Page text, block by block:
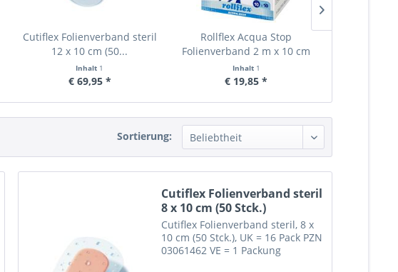
Cutiflex Folienverband steril
12 x 10 cm (50...
Inhalt 1
€ 69,95 *
Rollflex Acqua Stop
Folienverband 2 m x 10 cm
Inhalt 1
€ 19,85 *
Sortierung:
Cutiflex Folienverband steril
8 x 10 cm (50 Stck.)
Cutiflex Folienverband steril, 8 x
10 cm (50 Stck.), UK = 16 Pack PZN
03061462 VE = 1 Packung